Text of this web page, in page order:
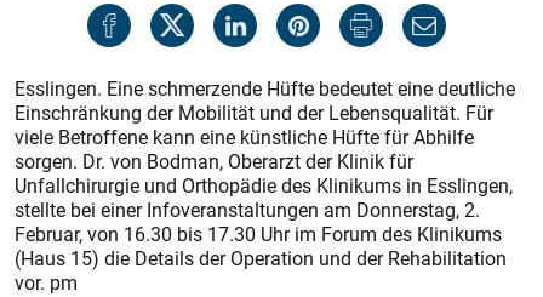
Esslingen. Eine schmerzende Hüfte bedeutet eine deutliche
Einschränkung der Mobilität und der Lebensqualität. Für
viele Betroffene kann eine künstliche Hüfte für Abhilfe
sorgen. Dr. von Bodman, Oberarzt der Klinik für
Unfallchirurgie und Orthopädie des Klinikums in Esslingen,
stellte bei einer Infoveranstaltungen am Donnerstag, 2.
Februar, von 16.30 bis 17.30 Uhr im Forum des Klinikums
(Haus 15) die Details der Operation und der Rehabilitation
vor. pm